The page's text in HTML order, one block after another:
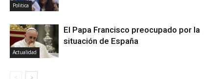
Politica
Actualidad
El Papa Francisco preocupado por la
situación de España